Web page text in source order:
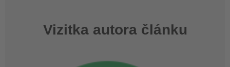
Vizitka autora článku